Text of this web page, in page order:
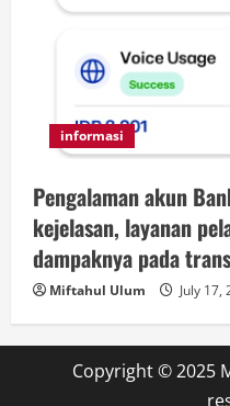
informasi
Pengalaman akun
kejelasan, layanan
dampaknya pada
Miftahul Ulum July 17,
Copyright © 2025